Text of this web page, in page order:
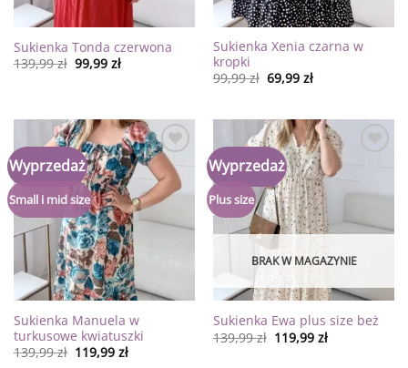
Sukienka Tonda czerwona
139,99zł 99,99 zł
Sukienka Xenia czarna w
kropki
99,99zł 69,99 zł
Wyprzedaż
Small i mid size
Dodaj
do
listy
życzeń
Sukienka Manuela w
turkusowe kwiatuszki
139,99zł 119,99 zł
Wyprzedaż
Plus size
życzeń
BRAK W MAGAZYNIE
Sukienka Ewa plus size beż
139,99zł 119,99 zł